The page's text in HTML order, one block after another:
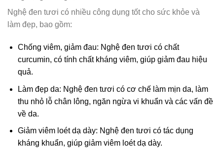
Nghệ đen tươi có nhiều công dụng tốt cho sức khỏe và
làm đẹp, bao gồm:
Chống viêm, giảm đau: Nghệ đen tươi có chất
curcumin, có tính chất kháng viêm, giúp giảm đau hiệu
quả.
Làm đẹp da: Nghệ đen tươi có cơ chế làm mịn da, làm
thu nhỏ lỗ chân lông, ngăn ngừa vi khuẩn và các vấn đề
về da.
Giảm viêm loét dạ dày: Nghệ đen tươi có tác dụng
kháng khuẩn, giúp giảm viêm loét dạ dày.